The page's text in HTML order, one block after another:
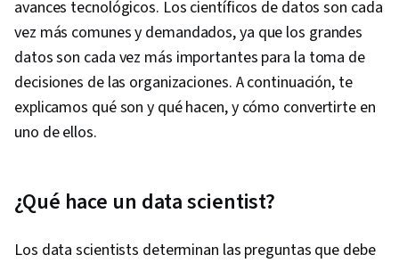
avances tecnológicos. Los científicos de datos son cada
vez más comunes y demandados, ya que los grandes
datos son cada vez más importantes para la toma de
decisiones de las organizaciones. A continuación, te
explicamos qué son y qué hacen, y cómo convertirte en
uno de ellos.
¿Qué hace un data scientist?
Los data scientists determinan las preguntas que debe